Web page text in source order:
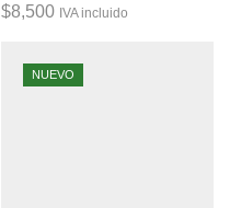
$8,500 IVA incluido
NUEVO